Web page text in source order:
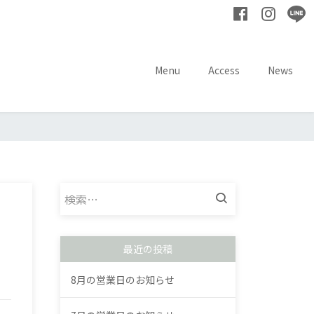
Menu Access News
索:
最近の投稿
8月の営業日のお知らせ